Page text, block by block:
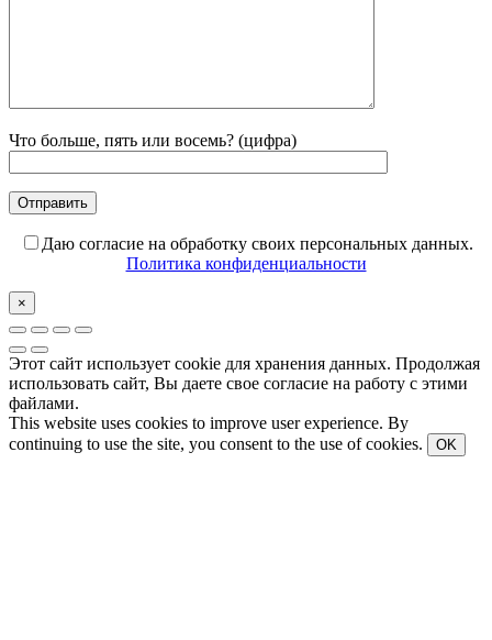
Что больше, пять или восемь? (цифра)
Даю согласие на обработку своих персональных данных.
Политика конфиденциальности
×
Этот сайт использует cookie для хранения данных. Продолжая
использовать сайт, Вы даете свое согласие на работу с этими
файлами.
This website uses cookies to improve user experience. By
continuing to use the site, you consent to the use of cookies.
OK